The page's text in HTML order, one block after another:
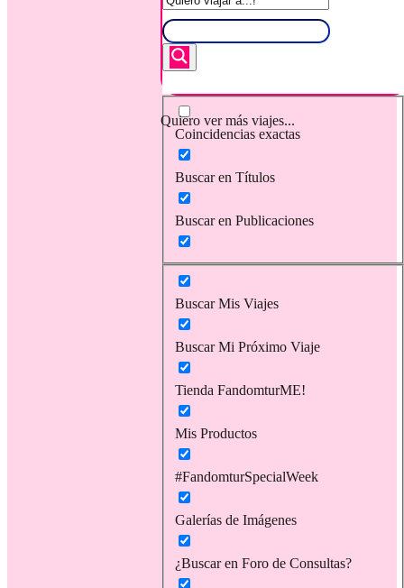
Quiero ver más viajes...
Coincidencias exactas
Buscar en Títulos
Buscar en Publicaciones
Buscar Mis Viajes
Buscar Mi Próximo Viaje
Tienda FandomturME!
Mis Productos
#FandomturSpecialWeek
Galerías de Imágenes
¿Buscar en Foro de Consultas?